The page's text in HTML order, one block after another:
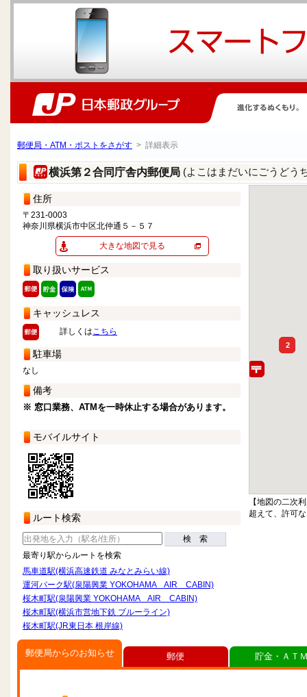
郵便局・ATM・ポストをさがす > 詳細表示
横浜第２合同庁舎内郵便局 (よこはまだいにごうどう
住所
〒231-0003
神奈川県横浜市中区北仲通５－５７
大きな地図で見る
取り扱いサービス
キャッシュレス
詳しくはこちら
駐車場
なし
備考
※ 窓口業務、ATMを一時休止する場合があります。
モバイルサイト
ルート検索
検 索
最寄り駅からルートを検索
馬車道駅(横浜高速鉄道 みなとみらい線)
運河パーク駅(泉陽興業 YOKOHAMA AIR CABIN)
桜木町駅(泉陽興業 YOKOHAMA AIR CABIN)
桜木町駅(横浜市営地下鉄 ブルーライン)
桜木町駅(JR東日本 根岸線)
2
【地図の二次
超えて、許可
郵便局からのお知らせ 郵便 貯金・ＡＴ